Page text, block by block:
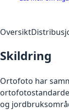
Oversikt
Skildring
Ortofoto har
og